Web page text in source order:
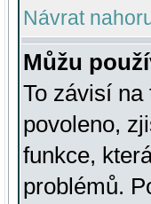
Návrat
Můžu
To závisí
povoleno,
funkce,
problémů.